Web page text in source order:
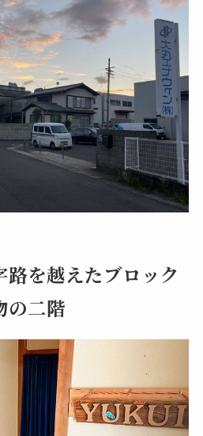
路を越えたブロック
の二階